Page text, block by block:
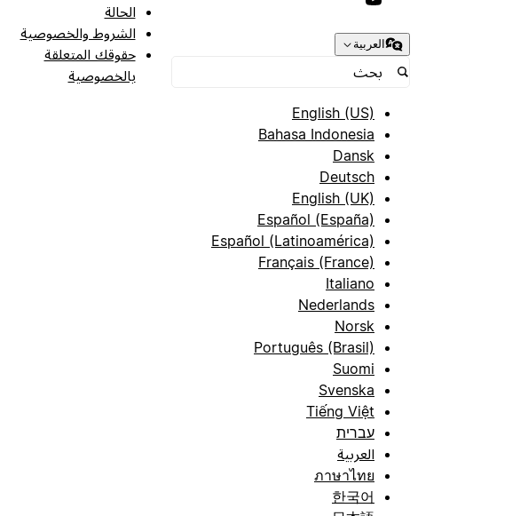
العربية
English (US)
Bahasa Indonesia
Dansk
Deutsch
English (UK)
Español (España)
Español (Latinoamérica)
Français (France)
Italiano
Nederlands
Norsk
Português (Brasil)
Suomi
Svenska
Tiếng Việt
עברית
العربية
ภาษาไทย
한국어
الحالة
الشروط والخصوصية
حقوقك المتعلقة
بالخصوصية